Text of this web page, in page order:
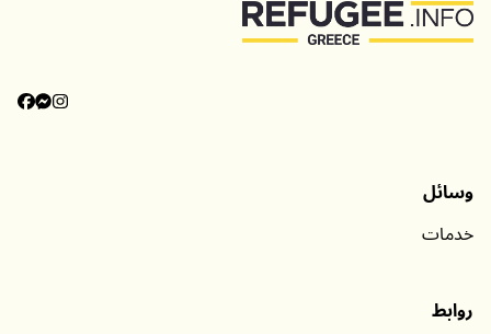
وسائل
خدمات
روابط